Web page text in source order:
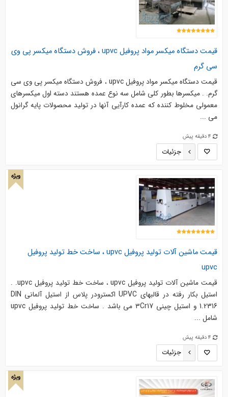
قیمت دستگاه میکسر مواد پروفیل upvc ، فروش دستگاه میکسر پی وی
سی گرم
قیمت دستگاه میکسر مواد پروفیل upvc ، فروش دستگاه میکسر پی وی سی
گرم. . میکسرها بطور کلی شامل سه نوع عمده هستند دسته اول میکسرهای
معمولی مخلوط کننده که عمده کارآیی آنها در تولید محصولات پایه گرانول
می ...
4 دقیقه پیش
جزئیات
ویژه
قیمت ماشین آلات تولید پروفیل upvc ، ساخت خط تولید پروفیل
upvc
قیمت ماشین آلات تولید پروفیل upvc ، ساخت خط تولید پروفیل upvc. .
استیل بکار رفته در قالبهای UPVC اکسترودر پلاس از استیل آلمانی DIN
1.2316 و استیل چینی ۳Cr17 می باشد . ساخت خط تولید پروفیل upvc
شامل ...
4 دقیقه پیش
جزئیات
ویژه